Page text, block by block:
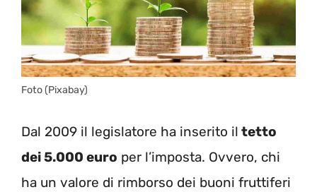
Foto (Pixabay)
Dal 2009 il legislatore ha inserito il tetto
dei 5.000 euro per l’imposta. Ovvero, chi
ha un valore di rimborso dei buoni fruttiferi